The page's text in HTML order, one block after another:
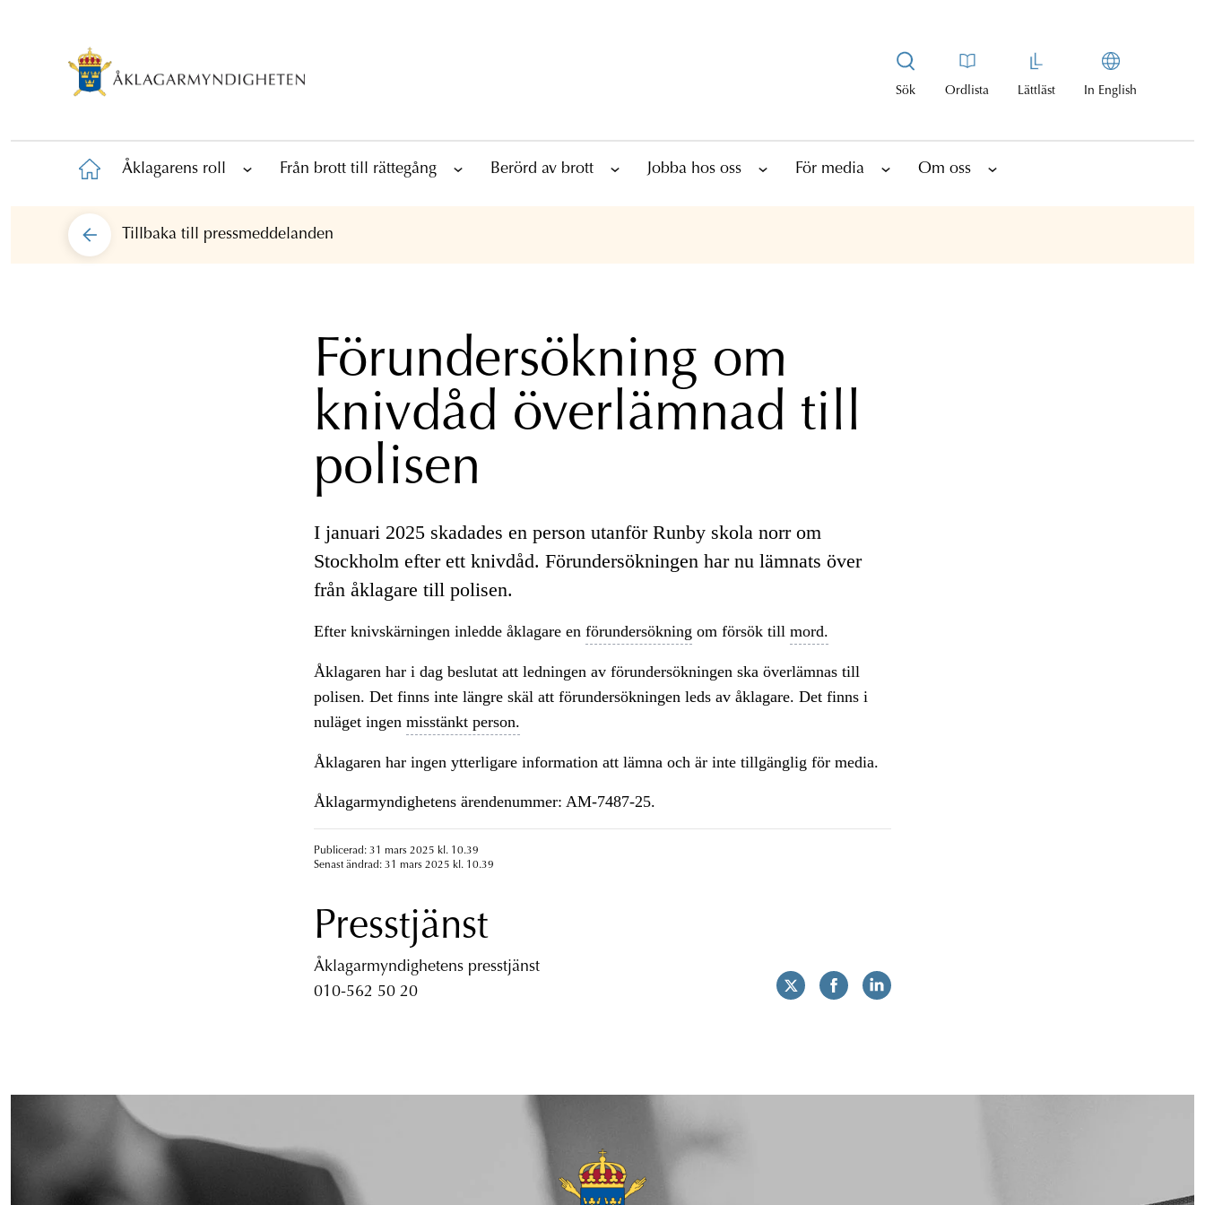
Sök Ordlista Lättläst In English
Åklagarens roll Från brott till rättegång Berörd av brott Jobba hos oss För media Om oss
Tillbaka till pressmeddelanden
Förundersökning om
knivdåd överlämnad till
polisen
I januari 2025 skadades en person utanför Runby skola norr om
Stockholm efter ett knivdåd. Förundersökningen har nu lämnats över
från åklagare till polisen.
Efter knivskärningen inledde åklagare en förundersökning om försök till mord.
Åklagaren har i dag beslutat att ledningen av förundersökningen ska överlämnas till
polisen. Det finns inte längre skäl att förundersökningen leds av åklagare. Det finns i
nuläget ingen misstänkt person.
Åklagaren har ingen ytterligare information att lämna och är inte tillgänglig för media.
Åklagarmyndighetens ärendenummer: AM-7487-25.
Publicerad: 31 mars 2025 kl. 10.39
Senast ändrad: 31 mars 2025 kl. 10.39
Presstjänst
Åklagarmyndighetens presstjänst
010-562 50 20